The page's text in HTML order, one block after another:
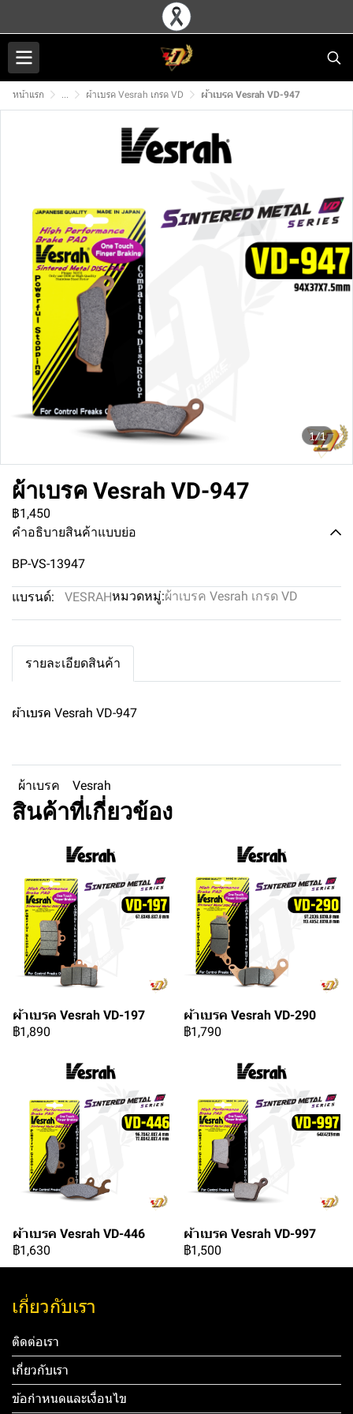
หน้าแรก ... ผ้าเบรค Vesrah เกรด VD ผ้าเบรค Vesrah VD-947
1/1
ผ้าเบรค Vesrah VD-947
฿1,450
คำอธิบายสินค้าแบบย่อ
BP-VS-13947
แบรนด์: VESRAHหมวดหมู่:ผ้าเบรค Vesrah เกรด VD
รายละเอียดสินค้า
ผ้าเบรค Vesrah VD-947
ผ้าเบรค Vesrah
สินค้าที่เกี่ยวข้อง
ผ้าเบรค Vesrah VD-197
฿1,890
ผ้าเบรค Vesrah VD-290
฿1,790
ผ้าเบรค Vesrah VD-446
฿1,630
ผ้าเบรค Vesrah VD-997
฿1,500
เกี่ยวกับเรา
ติดต่อเรา
เกี่ยวกับเรา
ข้อกำหนดและเงื่อนไข